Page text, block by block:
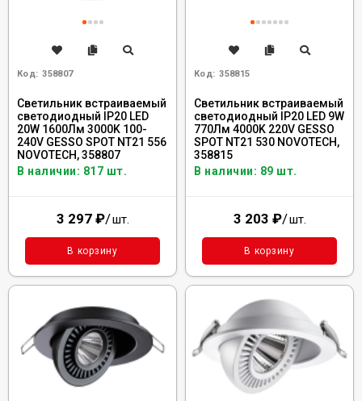
Код: 358807
Светильник встраиваемый
светодиодный IP20 LED
20W 1600Лм 3000K 100-
240V GESSO SPOT NT21 556
NOVOTECH, 358807
В наличии: 817 шт.
3 297 ₽/шт.
В корзину
Код: 358815
Светильник встраиваемый
светодиодный IP20 LED 9W
770Лм 4000K 220V GESSO
SPOT NT21 530 NOVOTECH,
358815
В наличии: 89 шт.
3 203 ₽/шт.
В корзину